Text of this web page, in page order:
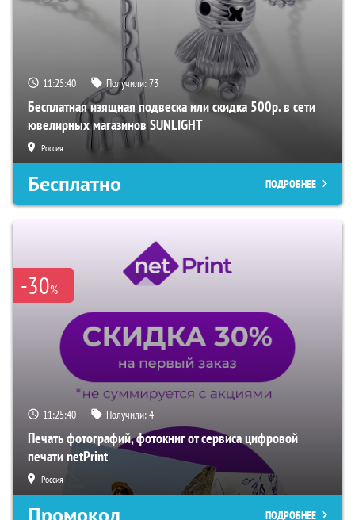
11:25:39 Получили:73
Бесплатная изящная подвеска или скидка 500р. в сети
ювелирных магазинов SUNLIGHT
Россия
Бесплатно ПОДРОБНЕЕ
-30%
11:25:39 Получили:4
Печать фотографий, фотокниг от сервиса цифровой
печати netPrint
Россия
ПОДРОБНЕЕ